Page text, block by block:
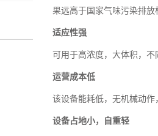
果远高于国家气味污染排放
适应性强
可用于高浓度，大体积，不
运营成本低
该设备能耗低，无机械动作
设备占地小，自重轻